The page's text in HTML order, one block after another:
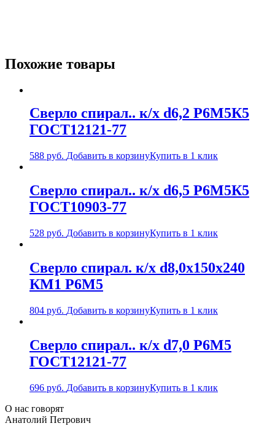
Похожие товары
Сверло спирал.. к/х d6,2 Р6М5К5
ГОСТ12121-77
588 руб. Добавить в корзинуКупить в 1 клик
Сверло спирал.. к/х d6,5 Р6М5К5
ГОСТ10903-77
528 руб. Добавить в корзинуКупить в 1 клик
Сверло спирал. к/х d8,0х150х240
КМ1 Р6М5
804 руб. Добавить в корзинуКупить в 1 клик
Сверло спирал.. к/х d7,0 Р6М5
ГОСТ12121-77
696 руб. Добавить в корзинуКупить в 1 клик
О нас говорят
Анатолий Петрович